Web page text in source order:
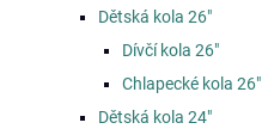
Dětská kola 26"
Dívčí kola 26"
Chlapecké kola 26"
Dětská kola 24"